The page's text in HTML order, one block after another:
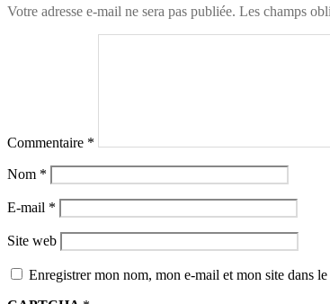
Votre adresse e-mail ne sera pas publiée. Les champs
Commentaire *
Nom *
E-mail *
Site web
Enregistrer mon nom, mon e-mail et mon site dans